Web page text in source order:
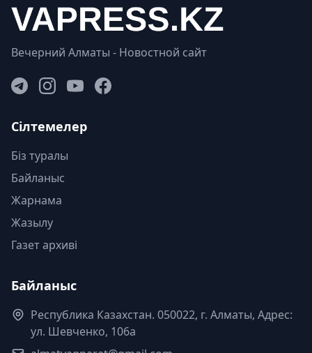
Вечерний Алматы - Новостной сайт
Сілтемелер
Біз туралы
Байланыс
Жарнама
Жазылу
Газет архиві
Байланыс
Республика Казахстан. 050022, г. Алматы, Адрес:
ул. Шевченко, 106а